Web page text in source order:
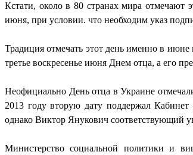
Кстати, около в 80 странах мира отмечают
июня, при условии. что необходим указ
Традиция отмечать этот день именно в
третье воскресенье июня Днем отца, а его
Неофициально День отца в Украине
2013 году вторую дату поддержал Кабинет
однако Виктор Янукович соответствующий
Министерство социальной политики и